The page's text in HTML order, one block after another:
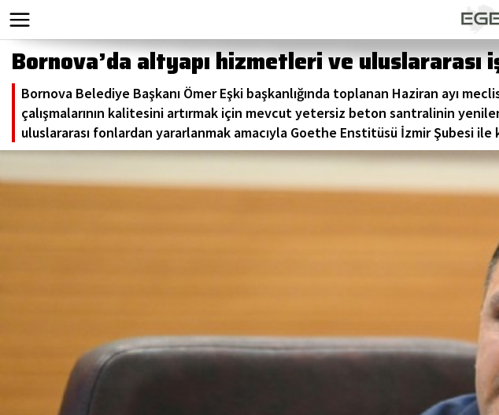
Bornova’da altyapı hizmetleri ve
Bornova Belediye Başkanı Ömer Eşki başkanlığında toplanan Haziran ayı
çalışmalarının kalitesini artırmak için mevcut yetersiz beton santralinin
uluslararası fonlardan yararlanmak amacıyla Goethe Enstitüsü İzmir Şubesi